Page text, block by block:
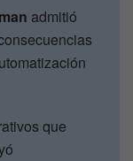
admitió
que